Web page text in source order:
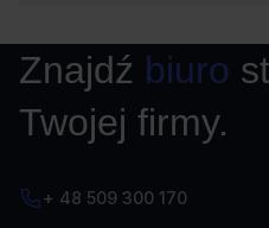
Znajdź biuro
Twojej firmy.
+ 48 509 300 170